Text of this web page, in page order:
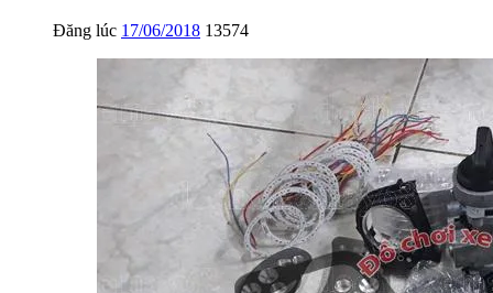
Đăng lúc 17/06/2018 13574